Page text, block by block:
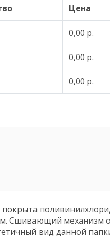
Цена
0,00 р.
0,00 р.
0,00 р.
Сшивающий
вид данной